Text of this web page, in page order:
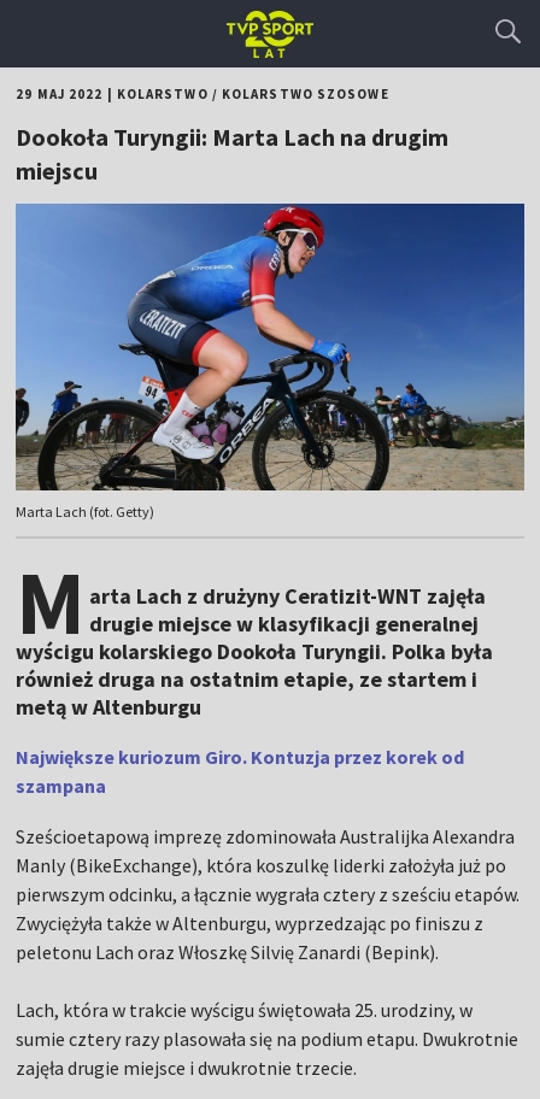
29 MAJ 2022 KOLARSTWO / KOLARSTWO SZOSOWE
Dookoła Turyngii: Marta Lach na drugim
miejscu
Marta Lach (fot. Getty)
M arta Lach z drużyny Ceratizit-WNT zajęła
drugie miejsce w klasyfikacji generalnej
wyścigu kolarskiego Dookoła Turyngii. Polka była
również druga na ostatnim etapie, ze startem i
metą w Altenburgu
Największe kuriozum Giro. Kontuzja przez korek od
szampana
Sześcioetapową imprezę zdominowała Australijka Alexandra
Manly (BikeExchange), która koszulkę liderki założyła już po
pierwszym odcinku, a łącznie wygrała cztery z sześciu etapów.
Zwyciężyła także w Altenburgu, wyprzedzając po finiszu z
peletonu Lach oraz Włoszkę Silvię Zanardi (Bepink).
Lach, która w trakcie wyścigu świętowała 25. urodziny, w
sumie cztery razy plasowała się na podium etapu. Dwukrotnie
zajęła drugie miejsce i dwukrotnie trzecie.